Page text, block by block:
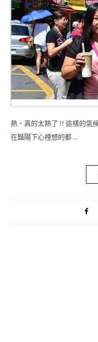
熱、真的太熱了 !! 這樣的氣
在豔陽下心裡想的都 …